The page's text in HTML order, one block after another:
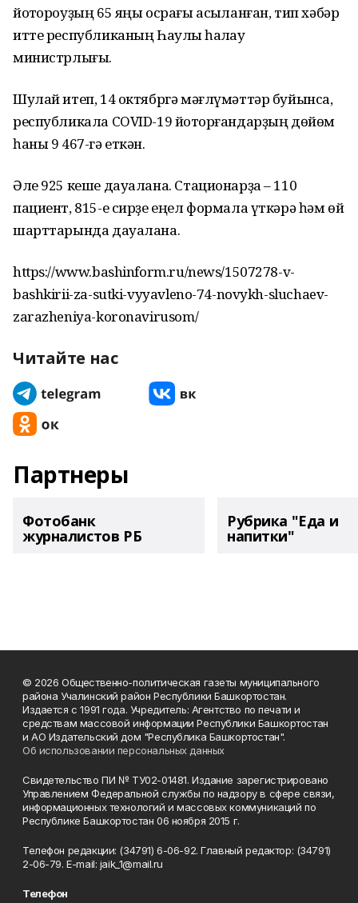
йоҡтороуҙың 65 яңы осрағы асыҡланған, тип хәбәр
итте республиканың Һаулыҡ һаҡлау
министрлығы.
Шулай итеп, 14 октябргә мәғлүмәттәр буйынса,
республикала COVID-19 йоҡторғандарҙың дөйөм
һаны 9 467-гә еткән.
Әле 925 кеше дауалана. Стационарҙа – 110
пациент, 815-е сирҙе еңел формала үткәрә һәм өй
шарттарында дауалана.
https://www.bashinform.ru/news/1507278-v-
bashkirii-za-sutki-vyyavleno-74-novykh-sluchaev-
zarazheniya-koronavirusom/
Читайте нас
Партнеры
Фотобанк
журналистов РБ
Рубрика "Еда и
напитки"
© 2026 Общественно-политическая газеты муниципального
района Учалинский район Республики Башкортостан.
Издается с 1991 года. Учредитель: Агентство по печати и
средствам массовой информации Республики Башкортостан
и АО Издательский дом "Республика Башкортостан".
Об использовании персональных данных
Свидетельство ПИ № ТУ02-01481. Издание зарегистрировано
Управлением Федеральной службы по надзору в сфере связи,
информационных технологий и массовых коммуникаций по
Республике Башкортостан 06 ноября 2015 г.
Телефон редакции: (34791) 6-06-92. Главный редактор: (34791)
2-06-79. Е-mаil: jaik_1@mail.ru
Телефон